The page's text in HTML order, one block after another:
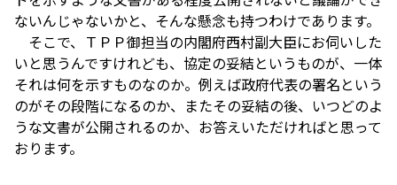
ないんじゃないかと、そんな懸念も持つわけであります。
そこで、ＴＰＰ御担当の内閣府西村副大臣にお伺いした
いと思うんですけれども、協定の妥結というものが、一体
それは何を示すものなのか。例えば政府代表の署名という
のがその段階になるのか、またその妥結の後、いつどのよ
うな文書が公開されるのか、お答えいただければと思って
おります。